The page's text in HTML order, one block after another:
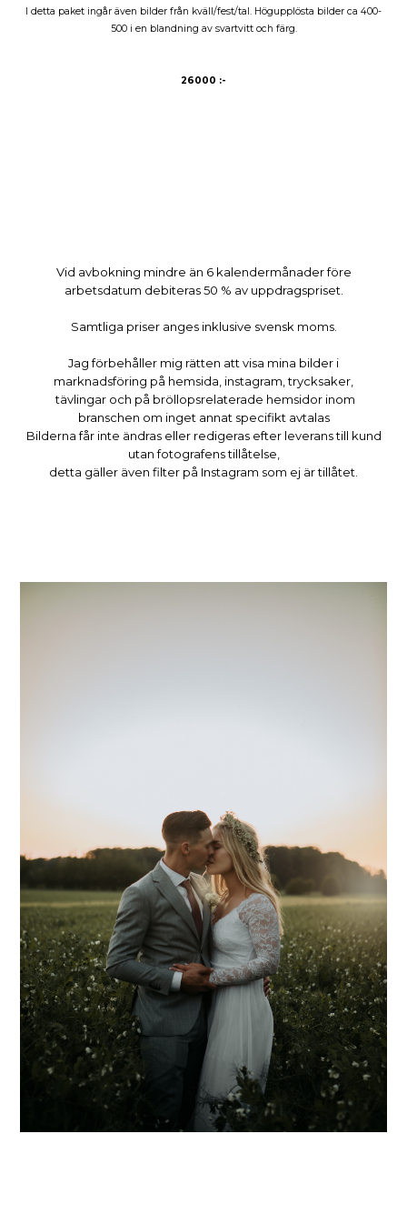
I detta paket ingår även bilder från kväll/fest/tal. Högupplösta bilder ca 400-
500 i en blandning av svartvitt och färg.
26000 :-
Vid avbokning mindre än 6 kalendermånader före
arbetsdatum debiteras 50 % av uppdragspriset.
Samtliga priser anges inklusive svensk moms.
Jag förbehåller mig rätten att visa mina bilder i
marknadsföring på hemsida, instagram, trycksaker,
tävlingar och på bröllopsrelaterade hemsidor inom
branschen om inget annat specifikt avtalas
Bilderna får inte ändras eller redigeras efter leverans till kund
utan fotografens tillåtelse,
detta gäller även filter på Instagram som ej är tillåtet.